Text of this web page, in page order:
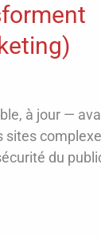
à jour —
sites
du